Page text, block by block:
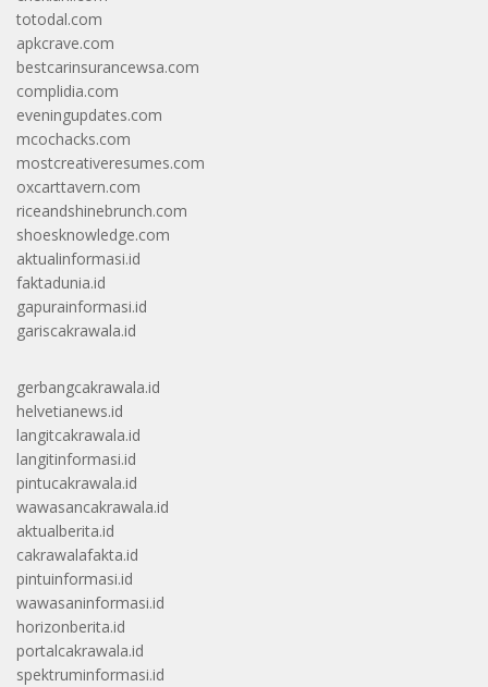
totodal.com
apkcrave.com
bestcarinsurancewsa.com
complidia.com
eveningupdates.com
mcochacks.com
mostcreativeresumes.com
oxcarttavern.com
riceandshinebrunch.com
shoesknowledge.com
aktualinformasi.id
faktadunia.id
gapurainformasi.id
gariscakrawala.id
gerbangcakrawala.id
helvetianews.id
langitcakrawala.id
langitinformasi.id
pintucakrawala.id
wawasancakrawala.id
aktualberita.id
cakrawalafakta.id
pintuinformasi.id
wawasaninformasi.id
horizonberita.id
portalcakrawala.id
spektruminformasi.id